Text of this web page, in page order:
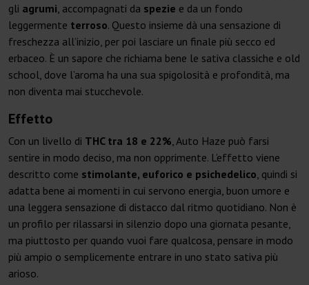
gli agrumi, accompagnati da spezie e da un fondo
leggermente terroso. Questo insieme dà una sensazione di
freschezza all’inizio, per poi lasciare un finale più secco ed
erbaceo. È un sapore che richiama bene le sativa classiche e old
school, dove l’aroma ha una sua spigolosità e profondità, ma
non diventa mai stucchevole.
Effetto
Con un livello di THC tra 18 e 22%, Auto Haze può farsi
sentire in modo deciso, ma non opprimente. L’effetto viene
descritto come stimolante, euforico e psichedelico, quindi si
adatta bene ai momenti in cui servono energia, buon umore e
una leggera sensazione di distacco dal ritmo quotidiano. Non è
un profilo per rilassarsi in silenzio dopo una giornata pesante,
ma piuttosto per quando vuoi fare qualcosa, pensare in modo
più ampio o semplicemente entrare in uno stato sativa più
arioso.